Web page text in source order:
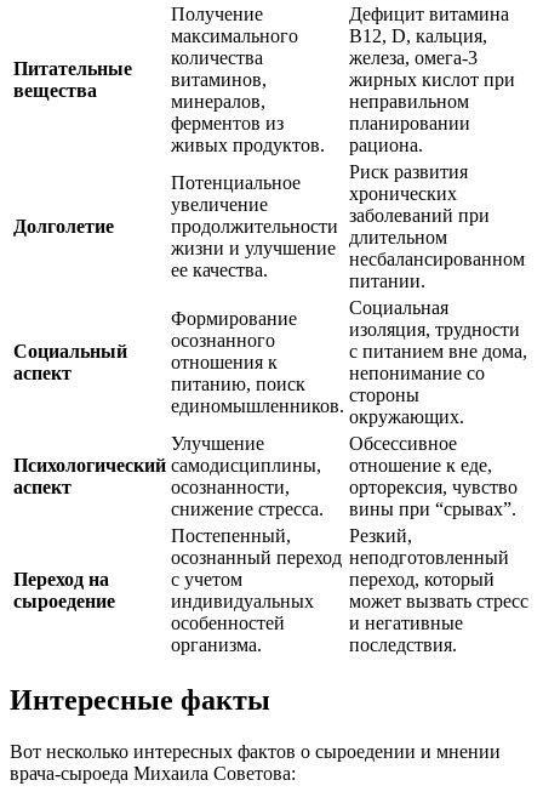
Питательные
вещества
Получение
максимального
количества
витаминов,
минералов,
ферментов из
живых продуктов.
Дефицит витамина
B12, D, кальция,
железа, омега-3
жирных кислот при
неправильном
планировании
рациона.
Долголетие
Потенциальное
увеличение
продолжительности
жизни и улучшение
ее качества.
Риск развития
хронических
заболеваний при
длительном
несбалансированном
питании.
Социальный
аспект
Формирование
осознанного
отношения к
питанию, поиск
единомышленников.
Социальная
изоляция, трудности
с питанием вне дома,
непонимание со
стороны
окружающих.
Психологический
аспект
Улучшение
самодисциплины,
осознанности,
снижение стресса.
Обсессивное
отношение к еде,
орторексия, чувство
вины при “срывах”.
Переход на
сыроедение
Постепенный,
осознанный переход
с учетом
индивидуальных
особенностей
организма.
Резкий,
неподготовленный
переход, который
может вызвать стресс
и негативные
последствия.
Интересные факты
Вот несколько интересных фактов о сыроедении и мнении
врача-сыроеда Михаила Советова: